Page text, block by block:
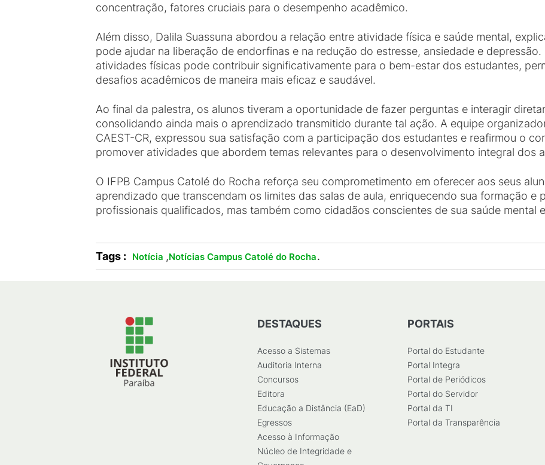
concentração, fatores cruciais para o desempenho acadêmico.
Além disso, Dalila Suassuna abordou a relação entre atividade física e saúde mental,
pode ajudar na liberação de endorfinas e na redução do estresse, ansiedade e
atividades físicas pode contribuir significativamente para o bem-estar dos estudantes,
desafios acadêmicos de maneira mais eficaz e saudável.
Ao final da palestra, os alunos tiveram a oportunidade de fazer perguntas e interagir
consolidando ainda mais o aprendizado transmitido durante tal ação. A equipe
CAEST-CR, expressou sua satisfação com a participação dos estudantes e reafirmou o
promover atividades que abordem temas relevantes para o desenvolvimento integral dos
O IFPB Campus Catolé do Rocha reforça seu comprometimento em oferecer aos seus
aprendizado que transcendam os limites das salas de aula, enriquecendo sua formação e
profissionais qualificados, mas também como cidadãos conscientes de sua saúde mental
Tags : Notícia ,Notícias Campus Catolé do Rocha.
DESTAQUES
Acesso a Sistemas
Auditoria Interna
Concursos
Editora
Educação a Distância (EaD)
Egressos
Acesso à Informação
Núcleo de Integridade e
PORTAIS
Portal do Estudante
Portal Integra
Portal de Periódicos
Portal do Servidor
Portal da TI
Portal da Transparência